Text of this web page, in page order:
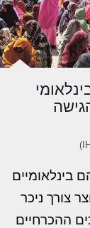
בינלאומיים
צורך ניכר
ההכרחיים